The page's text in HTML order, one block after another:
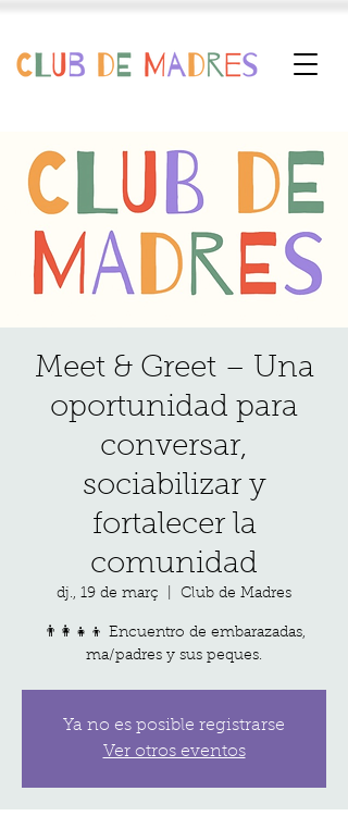
Meet & Greet – Una
oportunidad para
conversar,
sociabilizar y
fortalecer la
comunidad
dj., 19 de març Club de Madres
👨‍👩‍👧‍👦 Encuentro de embarazadas,
ma/padres y sus peques.
Ya no es posible registrarse
Ver otros eventos